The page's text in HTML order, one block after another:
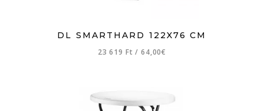
DL SMARTHARD 122X76 CM
23 619 Ft/ 64,00€